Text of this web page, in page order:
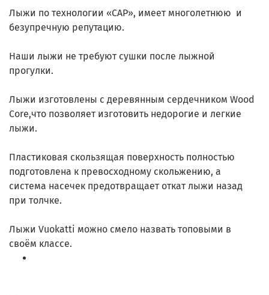
Лыжи по технологии «САР», имеет многолетнюю и
безупречную репутацию.
Наши лыжи не требуют сушки после лыжной
прогулки.
Лыжи изготовлены с деревянным сердечником Wood
Core,что позволяет изготовить недорогие и легкие
лыжи.
Пластиковая скользящая поверхность полностью
подготовлена к превосходному скольжению, а
система насечек предотвращает откат лыжи назад
при толчке.
Лыжи Vuokatti можно смело назвать топовыми в
своём классе.